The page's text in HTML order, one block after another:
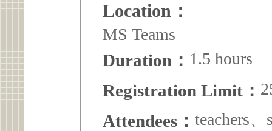
Location：
MS Teams
Duration： 1.5 hours
Registration Limit：
Attendees： teachers、